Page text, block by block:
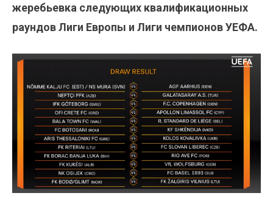
жеребьевка следующих квалификационных
раундов Лиги Европы и Лиги чемпионов УЕФА.